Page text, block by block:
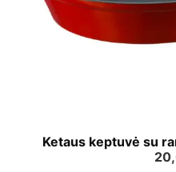
Ketaus keptuvė su